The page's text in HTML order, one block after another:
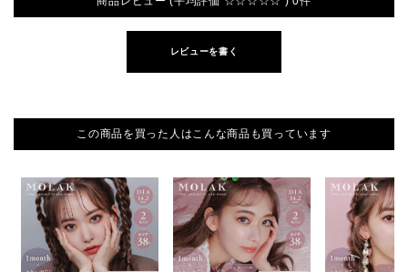
レビューを書く
この商品を買った人はこんな商品も買っています